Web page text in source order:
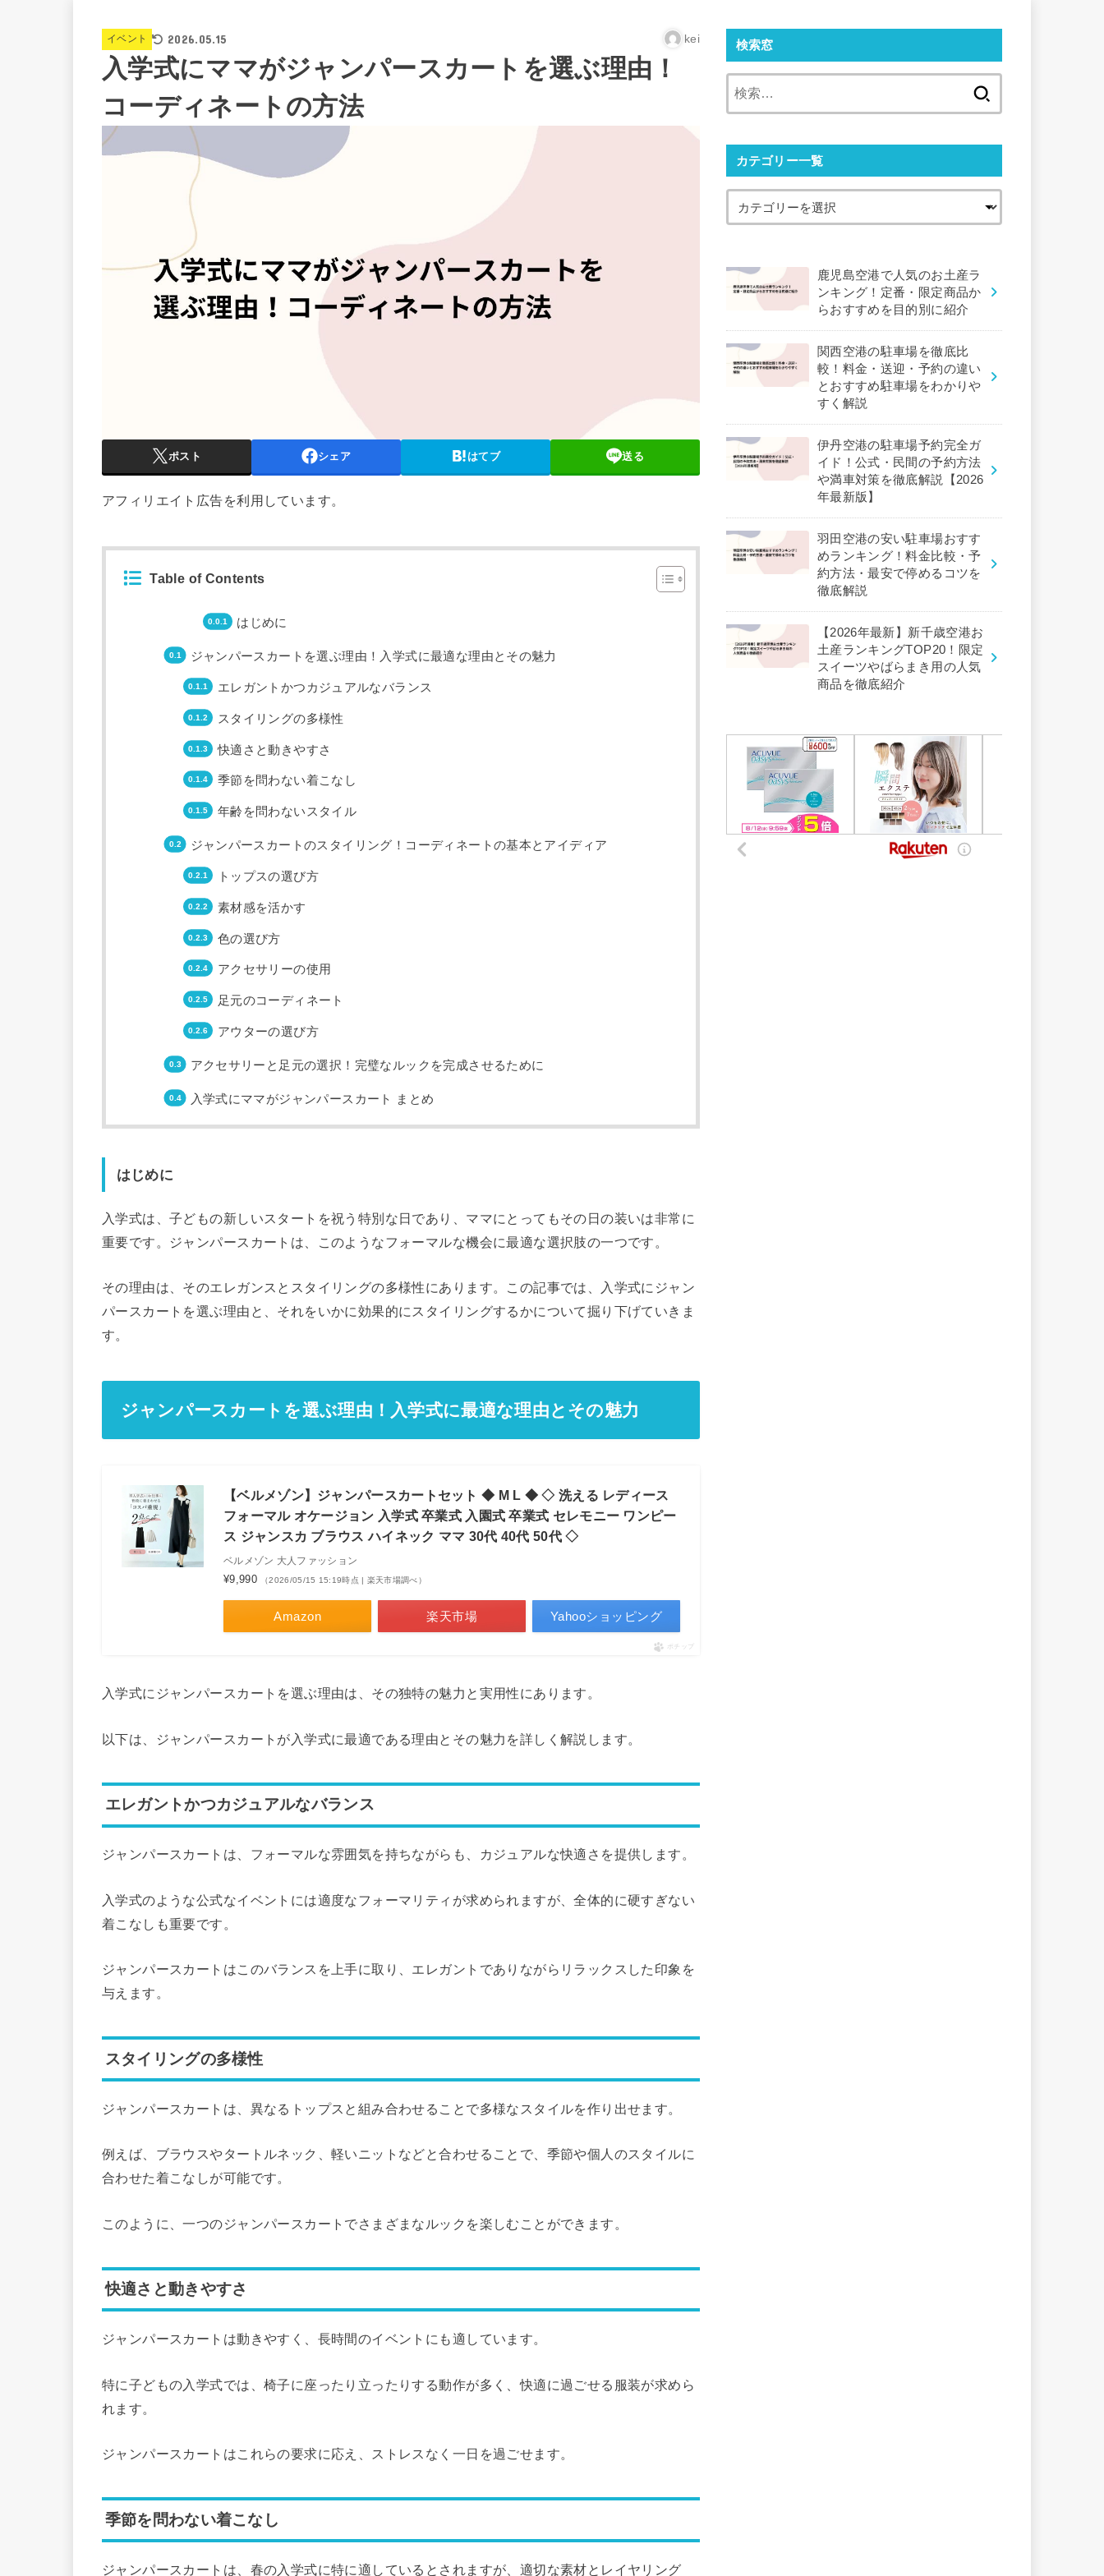
イベント 2026.05.15 kei
入学式にママがジャンパースカートを選ぶ理由！
コーディネートの方法
ポスト シェア はてブ 送る
アフィリエイト広告を利用しています。
Table of Contents
はじめに
ジャンパースカートを選ぶ理由！入学式に最適な理由とその魅力
エレガントかつカジュアルなバランス
スタイリングの多様性
快適さと動きやすさ
季節を問わない着こなし
年齢を問わないスタイル
ジャンパースカートのスタイリング！コーディネートの基本とアイディア
トップスの選び方
素材感を活かす
色の選び方
アクセサリーの使用
足元のコーディネート
アウターの選び方
アクセサリーと足元の選択！完璧なルックを完成させるために
入学式にママがジャンパースカート まとめ
はじめに
入学式は、子どもの新しいスタートを祝う特別な日であり、ママにとってもその日の装いは非常に
重要です。ジャンパースカートは、このようなフォーマルな機会に最適な選択肢の一つです。
その理由は、そのエレガンスとスタイリングの多様性にあります。この記事では、入学式にジャン
パースカートを選ぶ理由と、それをいかに効果的にスタイリングするかについて掘り下げていきま
す。
ジャンパースカートを選ぶ理由！入学式に最適な理由とその魅力
【ベルメゾン】ジャンパースカートセット ◆ M L ◆ ◇ 洗える レディース
フォーマル オケージョン 入学式 卒業式 入園式 卒業式 セレモニー ワンピー
ス ジャンスカ ブラウス ハイネック ママ 30代 40代 50代 ◇
ベルメゾン 大人ファッション
¥9,990 （2026/05/15 15:19時点 | 楽天市場調べ）
Amazon 楽天市場 Yahooショッピング
ポチップ
入学式にジャンパースカートを選ぶ理由は、その独特の魅力と実用性にあります。
以下は、ジャンパースカートが入学式に最適である理由とその魅力を詳しく解説します。
エレガントかつカジュアルなバランス
ジャンパースカートは、フォーマルな雰囲気を持ちながらも、カジュアルな快適さを提供します。
入学式のような公式なイベントには適度なフォーマリティが求められますが、全体的に硬すぎない
着こなしも重要です。
ジャンパースカートはこのバランスを上手に取り、エレガントでありながらリラックスした印象を
与えます。
スタイリングの多様性
ジャンパースカートは、異なるトップスと組み合わせることで多様なスタイルを作り出せます。
例えば、ブラウスやタートルネック、軽いニットなどと合わせることで、季節や個人のスタイルに
合わせた着こなしが可能です。
このように、一つのジャンパースカートでさまざまなルックを楽しむことができます。
快適さと動きやすさ
ジャンパースカートは動きやすく、長時間のイベントにも適しています。
特に子どもの入学式では、椅子に座ったり立ったりする動作が多く、快適に過ごせる服装が求めら
れます。
ジャンパースカートはこれらの要求に応え、ストレスなく一日を過ごせます。
季節を問わない着こなし
ジャンパースカートは、春の入学式に特に適しているとされますが、適切な素材とレイヤリング
検索窓
カテゴリー一覧
鹿児島空港で人気のお土産ラ
ンキング！定番・限定商品か
らおすすめを目的別に紹介
関西空港の駐車場を徹底比
較！料金・送迎・予約の違い
とおすすめ駐車場をわかりや
すく解説
伊丹空港の駐車場予約完全ガ
イド！公式・民間の予約方法
や満車対策を徹底解説【2026
年最新版】
羽田空港の安い駐車場おすす
めランキング！料金比較・予
約方法・最安で停めるコツを
徹底解説
【2026年最新】新千歳空港お
土産ランキングTOP20！限定
スイーツやばらまき用の人気
商品を徹底紹介